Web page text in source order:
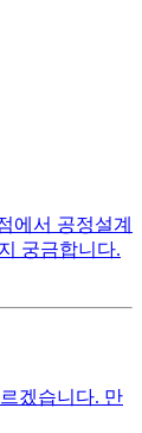
에서 공정설계
궁금합니다.
겠습니다. 만